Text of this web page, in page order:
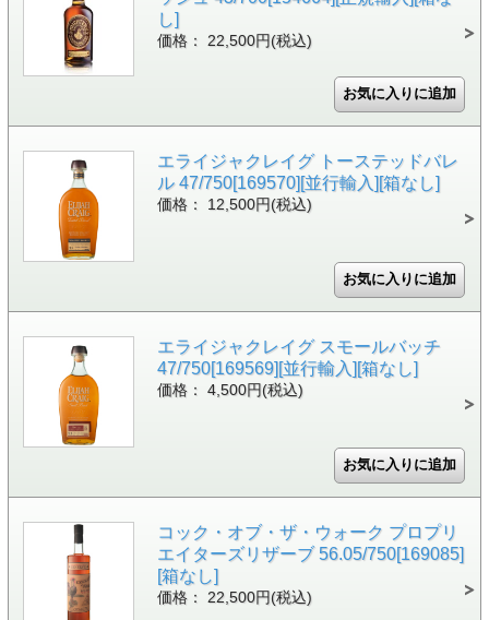
し]
価格： 22,500円(税込)
エライジャクレイグ トーステッドバレ
ル 47/750[169570][並行輸入][箱なし]
価格： 12,500円(税込)
エライジャクレイグ スモールバッチ
47/750[169569][並行輸入][箱なし]
価格： 4,500円(税込)
コック・オブ・ザ・ウォーク プロプリ
エイターズリザーブ 56.05/750[169085]
[箱なし]
価格： 22,500円(税込)